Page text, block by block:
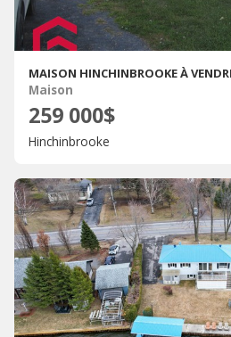
MAISON HINCHINBROOKE À
Maison
259 000$
Hinchinbrooke